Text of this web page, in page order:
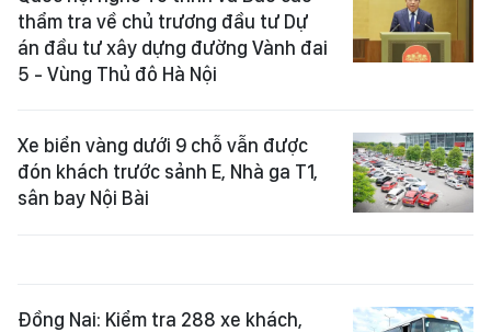
thẩm tra về chủ trương đầu tư Dự
án đầu tư xây dựng đường Vành đai
5 - Vùng Thủ đô Hà Nội
Xe biển vàng dưới 9 chỗ vẫn được
đón khách trước sảnh E, Nhà ga T1,
sân bay Nội Bài
Đồng Nai: Kiểm tra 288 xe khách,